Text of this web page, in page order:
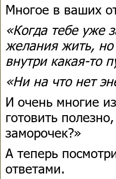
Многое в ваших
«Когда тебе уже
желания жить, но
внутри какая-то
«Ни на что нет
И очень многие
готовить
заморочек?»
А теперь
ответами.